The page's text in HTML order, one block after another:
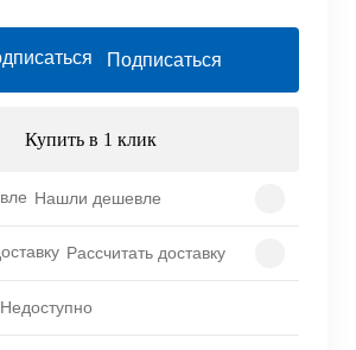
Подписаться
Купить в 1 клик
Нашли дешевле
Рассчитать доставку
Недоступно